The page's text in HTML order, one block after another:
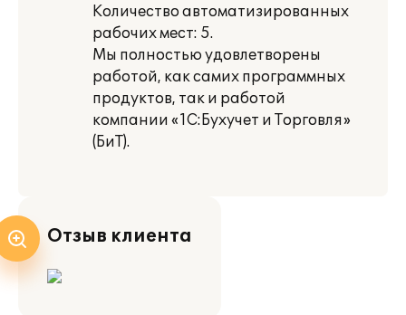
Количество автоматизированных
рабочих мест: 5.
Мы полностью удовлетворены
работой, как самих программных
продуктов, так и работой
компании «1С:Бухучет и Торговля»
(БиТ).
Отзыв клиента